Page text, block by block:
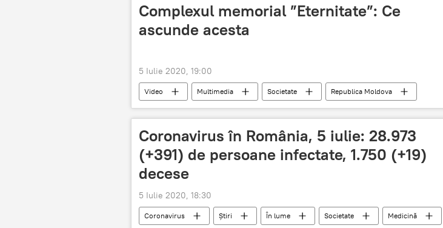
Complexul memorial ”Eternitate”: Ce
ascunde acesta
5 Iulie 2020, 19:00
Video Multimedia Societate
Republica Moldova
Complexul Memorial "Eternitate"
Coronavirus în România, 5 iulie: 28.973
(+391) de persoane infectate, 1.750 (+19)
decese
5 Iulie 2020, 18:30
Coronavirus Știri În lume Societate Medicină